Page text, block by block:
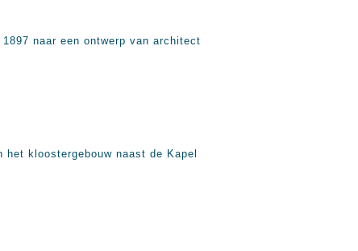
naar een ontwerp van architect
kloostergebouw naast de Kapel